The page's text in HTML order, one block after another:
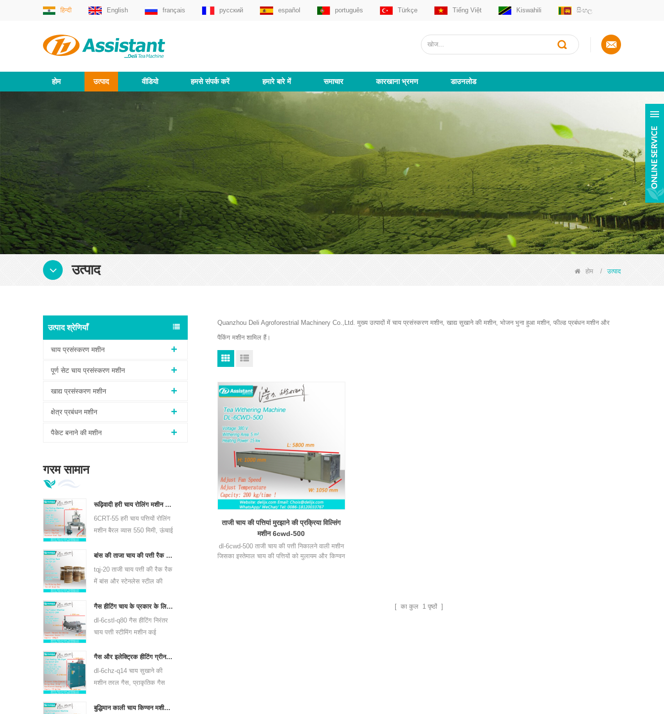
हिन्दी English français русский español português Türkçe Tiếng Việt Kiswahili සිංහල
होम उत्पाद वीडियो हमसे संपर्क करें हमारे बारे में समाचार कारखाना भ्रमण डाउनलोड
उत्पाद होम / उत्पाद
उत्पाद श्रेणियाँ
चाय प्रसंस्करण मशीन
पूर्ण सेट चाय प्रसंस्करण मशीन
खाद्य प्रसंस्करण मशीन
क्षेत्र प्रबंधन मशीन
पैकेट बनाने की मशीन
गरम सामान
रूढ़िवादी हरी चाय रोलिंग मशीन 6crt-55 छोड़ देता है
6CRT-55 हरी चाय पत्तियों रोलिंग
मशीन बैरल व्यास 550 मिमी, ऊंचाई
किग्रा / घंटा है
बांस की ताजा चाय की पत्ती रैक रैक tjj-20
tqj-20 ताजी चाय पत्ती की रैक रैक
में बांस और स्टेनलेस स्टील की
लिए उपयोग कर सकते हैं।
गैस हीटिंग चाय के प्रकार के लिए निरंतर चाय पत्ती भाप मशीन 6cstl-q80
dl-6cstl-q80 गैस हीटिंग निरंतर
चाय पत्ती स्टीमिंग मशीन कई
ऊलोंग चाय और अन्य के लिए
उपयोग कर सकती है।
गैस और इलेक्ट्रिक हीटिंग ग्रीन टी लीफ ड्रायर मशीन 6chz-q14
dl-6chz-q14 चाय सुखाने की
मशीन तरल गैस, प्राकृतिक गैस
है, सभी प्रकार की चाय को सुखाबुद्धिमान काली चाय किण्वन मशीन 6cfj-80
Quanzhou Deli Agroforestrial Machinery Co.,Ltd. मुख्य उत्पादों में चाय प्रसंस्करण मशीन, खाद्य सुखाने की मशीन, भोजन भुना हुआ मशीन, फील्ड प्रबंधन मशीन और
पैकिंग मशीन शामिल हैं।
ताजी चाय की पत्तियां मुरझाने की प्रक्रिया विल्सिंग
मशीन 6cwd-500
dl-6cwd-500 ताजी चाय की पत्ती निकालने वाली मशीन
जिसका इस्तेमाल चाय की पत्तियों को मुलायम और किण्वन
[ का कुल 1 पृष्ठों ]